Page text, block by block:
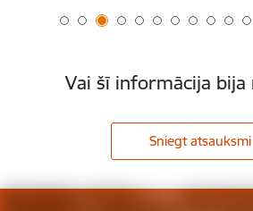
Vai šī informācija bija
Sniegt atsauksmi